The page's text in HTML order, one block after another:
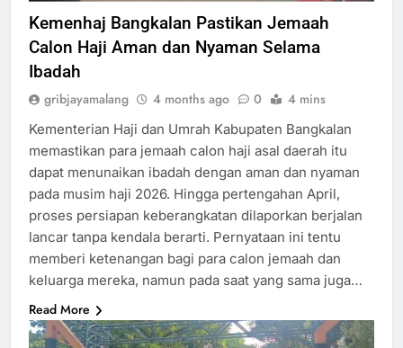
Kemenhaj Bangkalan Pastikan Jemaah
Calon Haji Aman dan Nyaman Selama
Ibadah
gribjayamalang 4 months ago 0 4 mins
Kementerian Haji dan Umrah Kabupaten Bangkalan
memastikan para jemaah calon haji asal daerah itu
dapat menunaikan ibadah dengan aman dan nyaman
pada musim haji 2026. Hingga pertengahan April,
proses persiapan keberangkatan dilaporkan berjalan
lancar tanpa kendala berarti. Pernyataan ini tentu
memberi ketenangan bagi para calon jemaah dan
keluarga mereka, namun pada saat yang sama juga…
Read More